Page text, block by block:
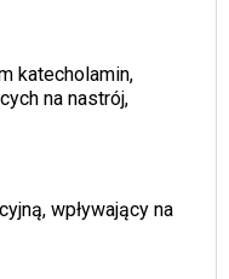
katecholamin,
na nastrój,
wpływający na